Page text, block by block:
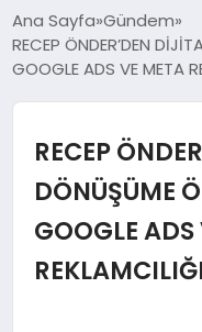
EĞITIM
GENEL
GÜNCEL
Ana Sayfa Gündem
RECEP ÖNDER’DEN
GOOGLE ADS VE META
RECEP
DÖNÜŞÜME
GOOGLE